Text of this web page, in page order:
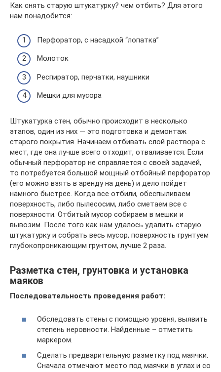
Как снять старую штукатурку? чем отбить? Для этого
нам понадобится:
Перфоратор, с насадкой “лопатка”
Молоток
Респиратор, перчатки, наушники
Мешки для мусора
Штукатурка стен, обычно происходит в несколько
этапов, один из них — это подготовка и демонтаж
старого покрытия. Начинаем отбивать слой раствора с
мест, где она лучше всего отходит, отваливается. Если
обычный перфоратор не справляется с своей задачей,
то потребуется большой мощный отбойный перфоратор
(его можно взять в аренду на день) и дело пойдет
намного быстрее. Когда все отбили, обеспыливаем
поверхность, либо пылесосим, либо сметаем все с
поверхности. Отбитый мусор собираем в мешки и
вывозим. После того как нам удалось удалить старую
штукатурку и собрать весь мусор, поверхность грунтуем
глубокопроникающим грунтом, лучше 2 раза.
Разметка стен, грунтовка и установка
маяков
Последовательность проведения работ:
Обследовать стены с помощью уровня, выявить
степень неровности. Найденные – отметить
маркером.
Сделать предварительную разметку под маячки.
Сначала отмечают место под маячки в углах и со